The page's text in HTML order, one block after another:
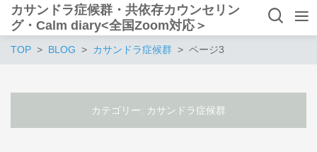
カサンドラ症候群・共依存カウンセリン
グ・Calm diary<全国Zoom対応＞
TOP BLOG カサンドラ症候群 ページ3
カテゴリー: カサンドラ症候群